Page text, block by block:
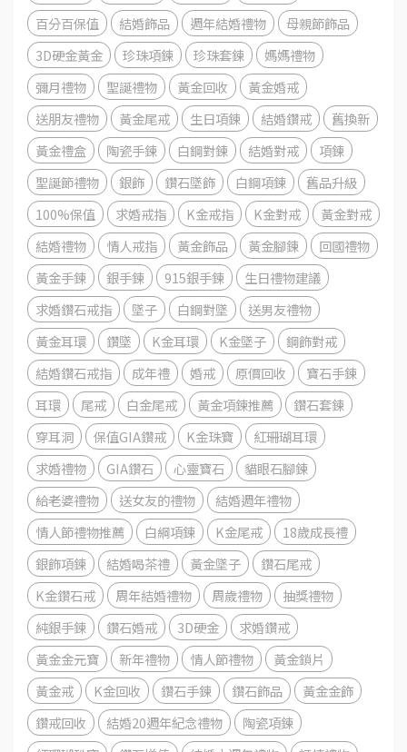
百分百保值
結婚飾品 週年結婚禮物
母親節飾品
3D硬金黃金
珍珠項鍊 珍珠套鍊
媽媽禮物
彌月禮物
聖誕禮物 黃金回收
黃金婚戒
送朋友禮物
黃金尾戒 生日項鍊 結婚鑽戒
舊換新
黃金禮盒
陶瓷手鍊 白鋼對鍊 結婚對戒
項鍊
聖誕節禮物
銀飾 鑽石墜飾 白鋼項鍊
舊品升級
100%保值
求婚戒指 K金戒指 K金對戒
黃金對戒
結婚禮物
情人戒指 黃金飾品 黃金腳鍊
回國禮物
黃金手鍊
銀手鍊 915銀手鍊
生日禮物建議
求婚鑽石戒指
墜子 白鋼對墜
送男友禮物
黃金耳環
鑽墜 K金耳環 K金墜子
鋼飾對戒
結婚鑽石戒指
成年禮 婚戒 原價回收
寶石手鍊
耳環
尾戒 白金尾戒 黃金項鍊推薦
鑽石套鍊
穿耳洞
保值GIA鑽戒 K金珠寶
紅珊瑚耳環
求婚禮物
GIA鑽石 心靈寶石
貓眼石腳鍊
給老婆禮物
送女友的禮物
結婚週年禮物
情人節禮物推薦
白綱項鍊 K金尾戒
18歲成長禮
銀飾項鍊
結婚喝茶禮 黃金墜子
鑽石尾戒
K金鑽石戒
周年結婚禮物 周歲禮物
抽獎禮物
純銀手鍊
鑽石婚戒 3D硬金
求婚鑽戒
黃金金元寶
新年禮物 情人節禮物
黃金鎖片
黃金戒
K金回收 鑽石手鍊 鑽石飾品
黃金金飾
鑽戒回收
結婚20週年紀念禮物
陶瓷項鍊